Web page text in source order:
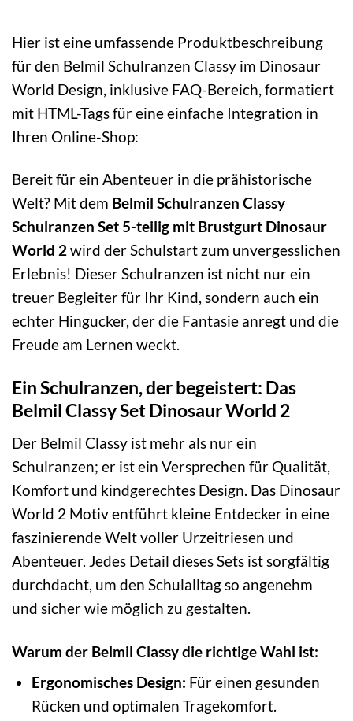
Hier ist eine umfassende Produktbeschreibung
für den Belmil Schulranzen Classy im Dinosaur
World Design, inklusive FAQ-Bereich, formatiert
mit HTML-Tags für eine einfache Integration in
Ihren Online-Shop:
Bereit für ein Abenteuer in die prähistorische
Welt? Mit dem Belmil Schulranzen Classy
Schulranzen Set 5-teilig mit Brustgurt Dinosaur
World 2 wird der Schulstart zum unvergesslichen
Erlebnis! Dieser Schulranzen ist nicht nur ein
treuer Begleiter für Ihr Kind, sondern auch ein
echter Hingucker, der die Fantasie anregt und die
Freude am Lernen weckt.
Ein Schulranzen, der begeistert: Das
Belmil Classy Set Dinosaur World 2
Der Belmil Classy ist mehr als nur ein
Schulranzen; er ist ein Versprechen für Qualität,
Komfort und kindgerechtes Design. Das Dinosaur
World 2 Motiv entführt kleine Entdecker in eine
faszinierende Welt voller Urzeitriesen und
Abenteuer. Jedes Detail dieses Sets ist sorgfältig
durchdacht, um den Schulalltag so angenehm
und sicher wie möglich zu gestalten.
Warum der Belmil Classy die richtige Wahl ist:
Ergonomisches Design: Für einen gesunden
Rücken und optimalen Tragekomfort.